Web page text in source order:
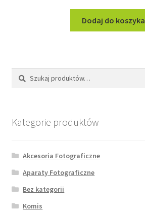
Dodaj do koszyka
Szukaj:
Szukaj
Kategorie produktów
Akcesoria Fotograficzne
Aparaty Fotograficzne
Bez kategorii
Komis